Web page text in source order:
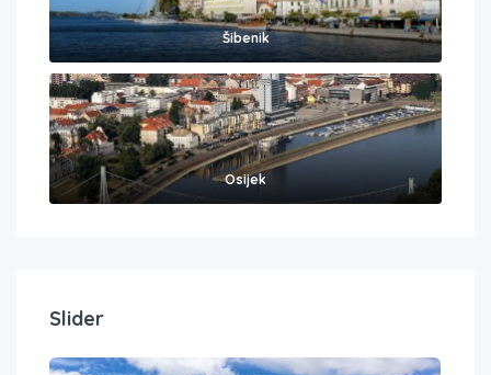
Šibenik
Osijek
Slider